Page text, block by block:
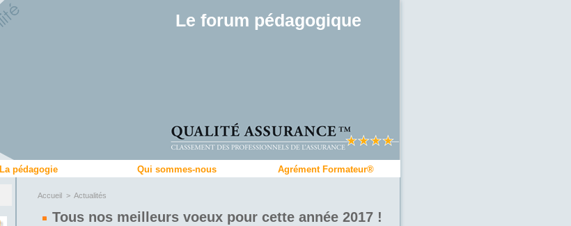
Le forum pédagogique
La pédagogie Qui sommes-nous Agrément Formateur®
Accueil > Actualités
Tous nos meilleurs voeux pour cette année 2017 !